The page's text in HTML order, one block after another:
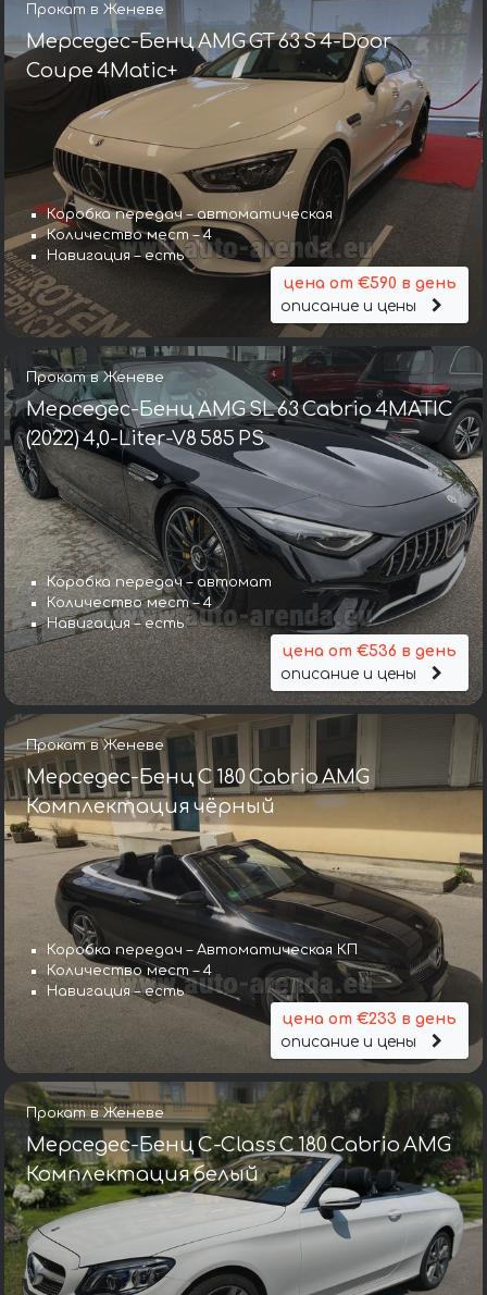
Прокат в Женеве
Мерседес-Бенц AMG GT 63 S 4-Door
Coupe 4Matic+
Коробка передач – автоматическая
Количество мест – 4
Навигация – есть
цена от €590 в день
описание и цены
Прокат в Женеве
Мерседес-Бенц AMG SL 63 Cabrio 4MATIC
(2022) 4,0-Liter-V8 585 PS
Коробка передач – автомат
Количество мест – 4
Навигация – есть
цена от €536 в день
описание и цены
Прокат в Женеве
Мерседес-Бенц C 180 Cabrio AMG
Комплектация чёрный
Коробка передач – Автоматическая КП
Количество мест – 4
Навигация – есть
цена от €233 в день
описание и цены
Прокат в Женеве
Мерседес-Бенц C-Class C 180 Cabrio AMG
Комплектация белый